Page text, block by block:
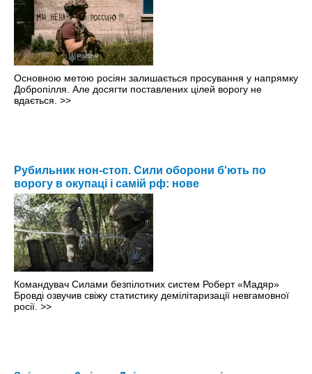
Основною метою росіян залишається просування у напрямку
Добропілля. Але досягти поставлених цілей ворогу не
вдається. >>
Рубильник нон-стоп. Сили оборони б'ють по
ворогу в окупаці і самій рф: нове
Командувач Силами безпілотних систем Роберт «Мадяр»
Бровді озвучив свіжу статистику демілітаризації невгамовної
росії. >>